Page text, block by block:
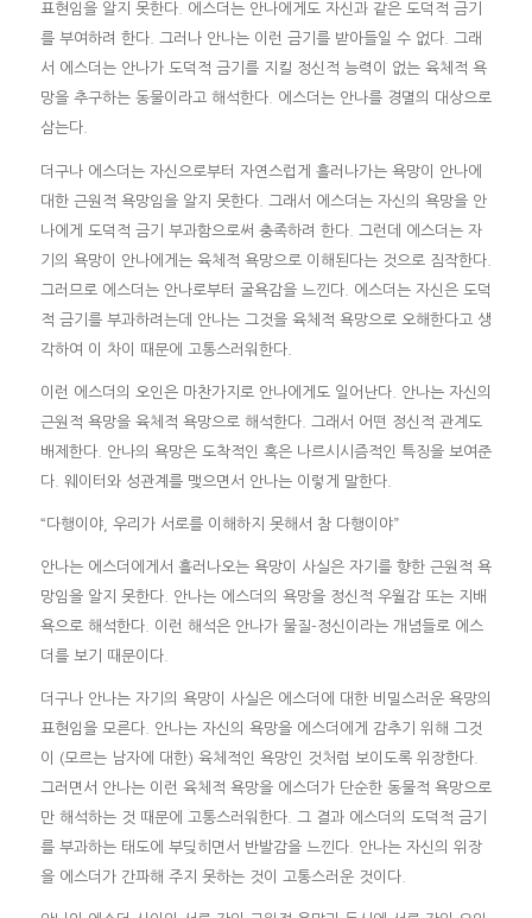
표현임을 알지 못한다. 에스더는 안나에게도 자신과 같은 도덕적 금기
를 부여하려 한다. 그러나 안나는 이런 금기를 받아들일 수 없다. 그래
서 에스더는 안나가 도덕적 금기를 지킬 정신적 능력이 없는 육체적 욕
망을 추구하는 동물이라고 해석한다. 에스더는 안나를 경멸의 대상으로
삼는다.
더구나 에스더는 자신으로부터 자연스럽게 흘러나가는 욕망이 안나에
대한 근원적 욕망임을 알지 못한다. 그래서 에스더는 자신의 욕망을 안
나에게 도덕적 금기 부과함으로써 충족하려 한다. 그런데 에스더는 자
기의 욕망이 안나에게는 육체적 욕망으로 이해된다는 것으로 짐작한다.
그러므로 에스더는 안나로부터 굴욕감을 느낀다. 에스더는 자신은 도덕
적 금기를 부과하려는데 안나는 그것을 육체적 욕망으로 오해한다고 생
각하여 이 차이 때문에 고통스러워한다.
이런 에스더의 오인은 마찬가지로 안나에게도 일어난다. 안나는 자신의
근원적 욕망을 육체적 욕망으로 해석한다. 그래서 어떤 정신적 관계도
배제한다. 안나의 욕망은 도착적인 혹은 나르시시즘적인 특징을 보여준
다. 웨이터와 성관계를 맺으면서 안나는 이렇게 말한다.
“다행이야, 우리가 서로를 이해하지 못해서 참 다행이야”
안나는 에스더에게서 흘러나오는 욕망이 사실은 자기를 향한 근원적 욕
망임을 알지 못한다. 안나는 에스더의 욕망을 정신적 우월감 또는 지배
욕으로 해석한다. 이런 해석은 안나가 물질-정신이라는 개념들로 에스
더를 보기 때문이다.
더구나 안나는 자기의 욕망이 사실은 에스더에 대한 비밀스러운 욕망의
표현임을 모른다. 안나는 자신의 욕망을 에스더에게 감추기 위해 그것
이 (모르는 남자에 대한) 육체적인 욕망인 것처럼 보이도록 위장한다.
그러면서 안나는 이런 육체적 욕망을 에스더가 단순한 동물적 욕망으로
만 해석하는 것 때문에 고통스러워한다. 그 결과 에스더의 도덕적 금기
를 부과하는 태도에 부딪히면서 반발감을 느낀다. 안나는 자신의 위장
을 에스더가 간파해 주지 못하는 것이 고통스러운 것이다.